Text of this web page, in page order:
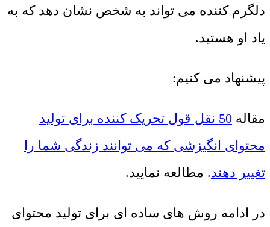
دلگرم کننده می تواند به شخص نشان دهد که به
یاد او هستید.
پیشنهاد می کنیم:
مقاله
50 نقل قول تحریک کننده برای تولید
محتوای انگیزشی که می توانند زندگی شما را
تغییر دهند. مطالعه نمایید.
در ادامه روش های ساده ای برای تولید محتوای